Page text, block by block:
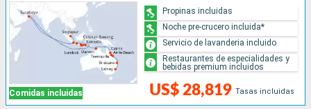
Comidas incluidas US$ 28,819 Tasas incluidas
Propinas incluidas
Noche pre-crucero incluida*
Servicio de lavanderia incluido
Restaurantes de especialidades y
bebidas premium incluidos